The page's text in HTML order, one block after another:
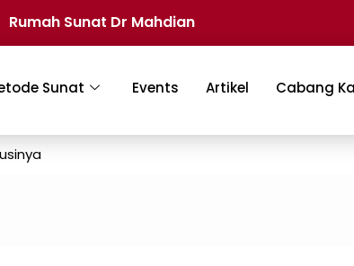
Rumah Sunat Dr Mahdian
Sunat Events Artikel Cabang